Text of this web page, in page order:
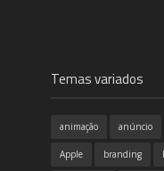
Temas variados
animação anúncio
Apple branding